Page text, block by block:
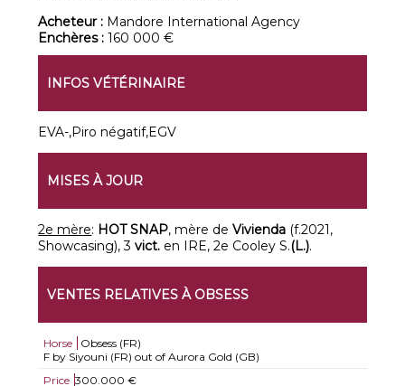
Acheteur : Mandore International Agency
Enchères :160 000 €
INFOS VÉTÉRINAIRE
EVA-,Piro négatif,EGV
MISES À JOUR
2e mère: HOT SNAP, mère deVivienda (f.2021,
Showcasing), 3vict. en IRE, 2e Cooley S.(L.).
VENTES RELATIVES À OBSESS
Horse
Obsess (FR)
F by Siyouni (FR) out of Aurora Gold (GB)
Price 300.000 €